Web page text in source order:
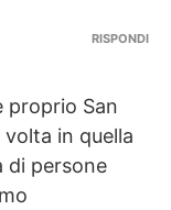
proprio San
in quella
di persone
RISPONDI